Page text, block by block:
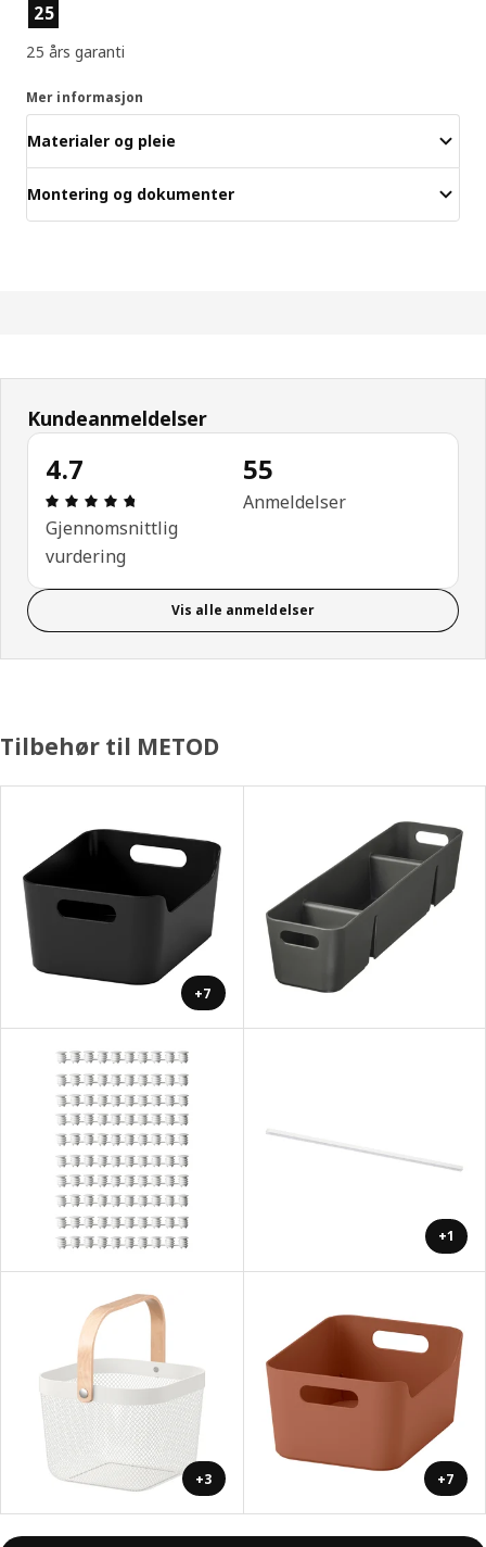
Produktfunksjoner
25
25 års garanti
Mer informasjon
Materialer og pleie
Montering og dokumenter
Kundeanmeldelser
4.7
Produktomtale: 4.7 ingen kundevurdering 5
Gjennomsnittlig
vurdering
55
Anmeldelser
Vis alle anmeldelser
Tilbehør til METOD
+7
+1
+3 +7